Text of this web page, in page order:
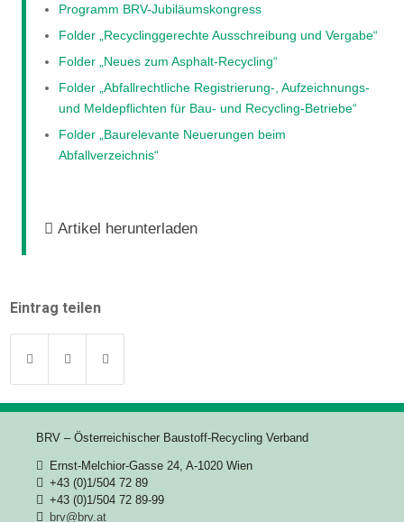
Programm BRV-Jubiläumskongress
Folder „Recyclinggerechte Ausschreibung und Vergabe“
Folder „Neues zum Asphalt-Recycling“
Folder „Abfallrechtliche Registrierung-, Aufzeichnungs-
und Meldepflichten für Bau- und Recycling-Betriebe“
Folder „Baurelevante Neuerungen beim
Abfallverzeichnis“
Artikel herunterladen
Eintrag teilen
BRV – Österreichischer Baustoff-Recycling Verband
Ernst-Melchior-Gasse 24, A-1020 Wien
+43 (0)1/504 72 89
+43 (0)1/504 72 89-99
brv@brv.at